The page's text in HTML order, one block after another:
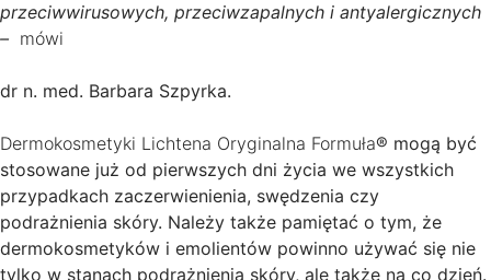
przeciwwirusowych, przeciwzapalnych i antyalergicznych
– mówi
dr n. med. Barbara Szpyrka.
Dermokosmetyki Lichtena Oryginalna Formuła® mogą być
stosowane już od pierwszych dni życia we wszystkich
przypadkach zaczerwienienia, swędzenia czy
podrażnienia skóry. Należy także pamiętać o tym, że
dermokosmetyków i emolientów powinno używać się nie
tylko w stanach podrażnienia skóry, ale także na co dzień.